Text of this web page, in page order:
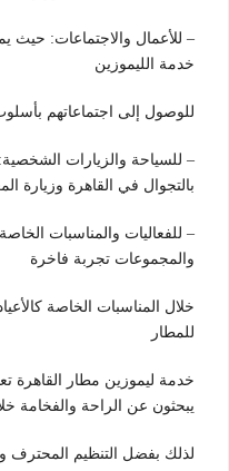
– للأعمال والاجتماعات: حيث
خدمة الليموزين
للوصول إلى اجتماعاتهم
– للسياحة والزيارات
بالتجوال في القاهرة وزيارة
– للفعاليات والمناسبات
والمجموعات تجربة فاخرة
خلال المناسبات الخاصة
للمطار
خدمة ليموزين مطار القاهرة
يبحثون عن الراحة والفخامة
لذلك بفضل التنظيم المحترف